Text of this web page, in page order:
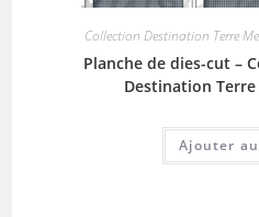
Collection Destination Terre
Planche de dies-cut –
Destination
Ajouter